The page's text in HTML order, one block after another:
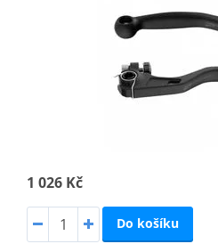
1 026 Kč
Do košíku